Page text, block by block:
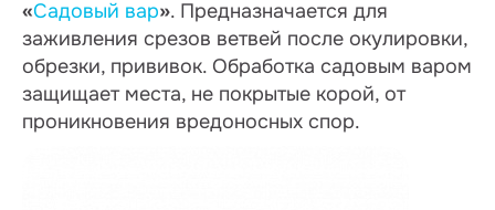
«Садовый вар». Предназначается для
заживления срезов ветвей после окулировки,
обрезки, прививок. Обработка садовым варом
защищает места, не покрытые корой, от
проникновения вредоносных спор.